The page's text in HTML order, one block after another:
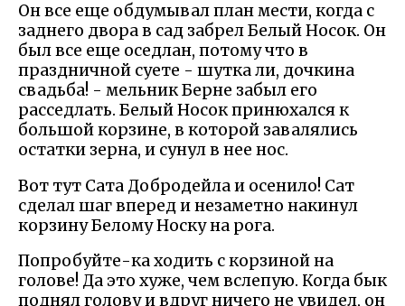
Он все еще обдумывал план мести, когда с
заднего двора в сад забрел Белый Носок. Он
был все еще оседлан, потому что в
праздничной суете - шутка ли, дочкина
свадьба! - мельник Берне забыл его
расседлать. Белый Носок принюхался к
большой корзине, в которой завалялись
остатки зерна, и сунул в нее нос.
Вот тут Сата Добродейла и осенило! Сат
сделал шаг вперед и незаметно накинул
корзину Белому Носку на рога.
Попробуйте-ка ходить с корзиной на
голове! Да это хуже, чем вслепую. Когда бык
поднял голову и вдруг ничего не увидел, он